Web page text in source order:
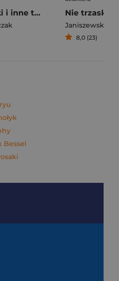
Głupie robaki i inne takie Polski
Janiszewska
8,0 (23)
Bessel